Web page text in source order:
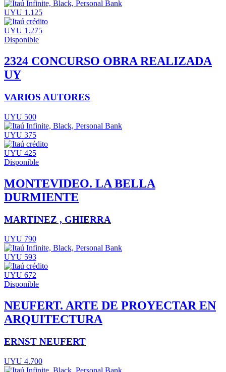
UYU 1.125
UYU 1.275
Disponible
2324 CONCURSO OBRA REALIZADA
UY
VARIOS AUTORES
UYU 500
UYU 375
UYU 425
Disponible
MONTEVIDEO. LA BELLA
DURMIENTE
MARTINEZ , GHIERRA
UYU 790
UYU 593
UYU 672
Disponible
NEUFERT. ARTE DE PROYECTAR EN
ARQUITECTURA
ERNST NEUFERT
UYU 4.700